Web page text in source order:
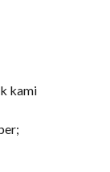
kami